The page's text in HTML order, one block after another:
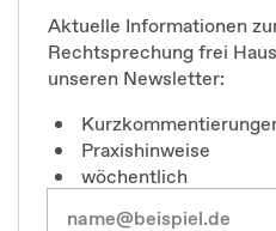
Aktuelle Informationen
Rechtsprechung frei
unseren Newsletter:
Praxishinweise
wöchentlich